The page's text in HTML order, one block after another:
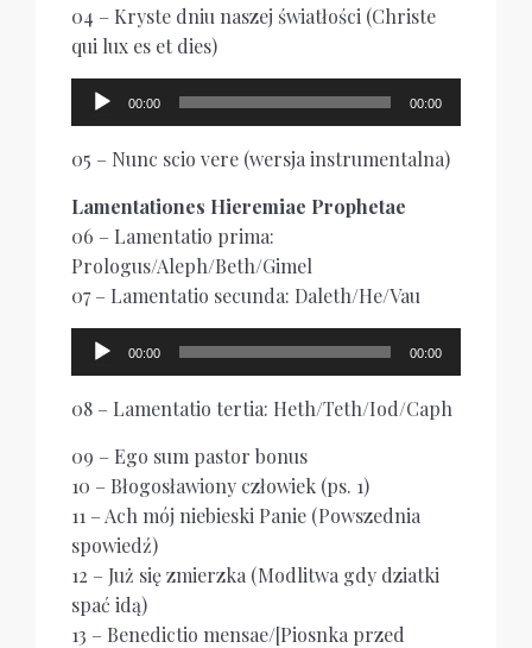
04 – Kryste dniu naszej światłości (Christe
qui lux es et dies)
Odtwarzacz
plików
dźwiękowych
00:00 00:00
05 – Nunc scio vere (wersja instrumentalna)
Lamentationes Hieremiae Prophetae
06 – Lamentatio prima:
Prologus/Aleph/Beth/Gimel
07 – Lamentatio secunda: Daleth/He/Vau
Odtwarzacz
plików
dźwiękowych
00:00 00:00
08 – Lamentatio tertia: Heth/Teth/Iod/Caph
09 – Ego sum pastor bonus
10 – Błogosławiony człowiek (ps. 1)
11 – Ach mój niebieski Panie (Powszednia
spowiedź)
12 – Już się zmierzka (Modlitwa gdy dziatki
spać idą)
13 – Benedictio mensae/[Piosnka przed